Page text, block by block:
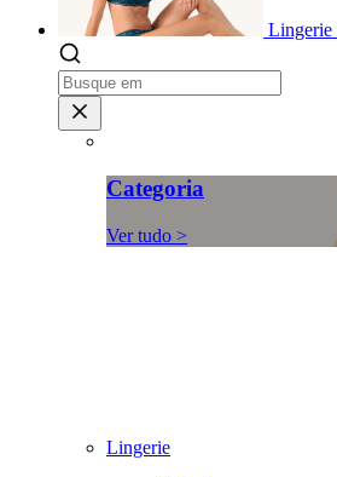
Lingerie
Categoria
Ver tudo >
Lingerie